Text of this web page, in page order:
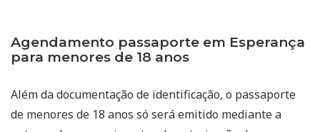
Agendamento passaporte em Esperança
para menores de 18 anos
Além da documentação de identificação, o passaporte
de menores de 18 anos só será emitido mediante a